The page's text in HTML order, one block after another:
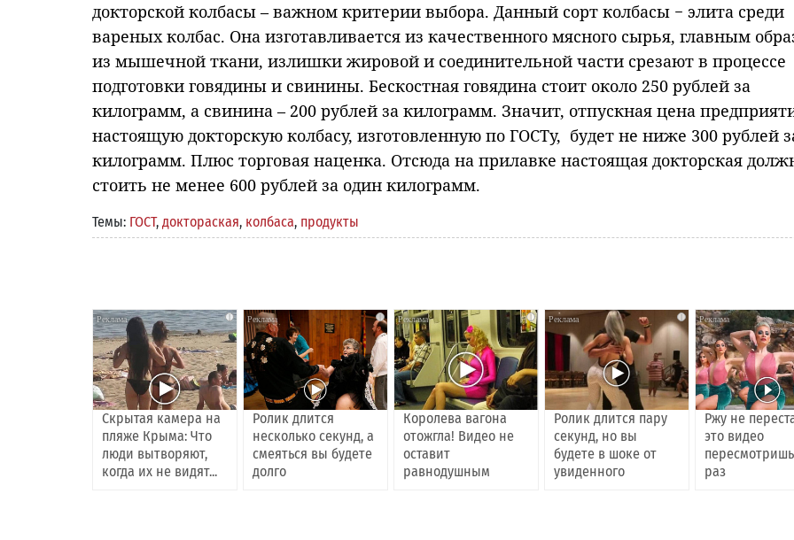
докторской колбасы – важном критерии выбора. Данный сорт колбасы − элита среди
вареных колбас. Она изготавливается из качественного мясного сырья, главным
из мышечной ткани, излишки жировой и соединительной части срезают в процессе
подготовки говядины и свинины. Бескостная говядина стоит около 250 рублей за
килограмм, а свинина – 200 рублей за килограмм. Значит, отпускная цена
настоящую докторскую колбасу, изготовленную по ГОСТу, будет не ниже 300 рублей
килограмм. Плюс торговая наценка. Отсюда на прилавке настоящая докторская
стоить не менее 600 рублей за один килограмм.
Темы: ГОСТ, доктораская, колбаса, продукты
i
Скрытая камера на
пляже Крыма: Что
люди вытворяют,
когда их не видят...
i
Ролик длится
несколько секунд, а
смеяться вы будете
долго
i
Королева вагона
отожгла! Видео не
оставит
равнодушным
i
Ролик длится пару
секунд, но вы
будете в шоке от
увиденного
Ржу не
это видео
раз